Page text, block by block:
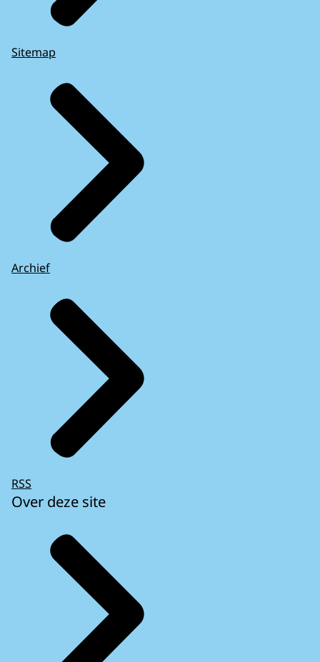
Sitemap
Archief
RSS
Over deze site